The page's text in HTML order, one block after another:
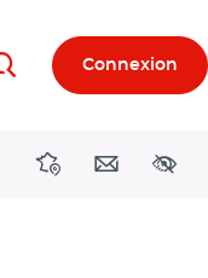
RechercherConnexion
DirectionsContact